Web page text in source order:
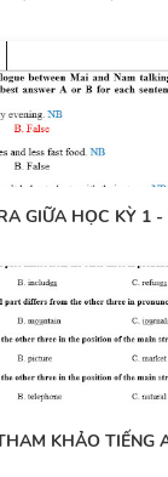
GIỮA HỌC KỲ 1
KHẢO TIẾNG